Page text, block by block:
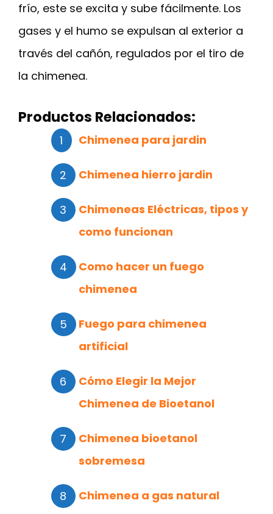
frío, este se excita y sube fácilmente. Los
gases y el humo se expulsan al exterior a
través del cañón, regulados por el tiro de
la chimenea.
Productos Relacionados:
Chimenea para jardin
Chimenea hierro jardin
Chimeneas Eléctricas, tipos y
como funcionan
Como hacer un fuego
chimenea
Fuego para chimenea
artificial
Cómo Elegir la Mejor
Chimenea de Bioetanol
Chimenea bioetanol
sobremesa
Chimenea a gas natural